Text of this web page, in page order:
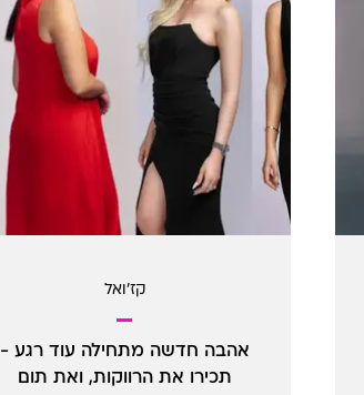
קז'ואל
אהבה חדשה מתחילה עוד רגע -
תכירו את הרווקות, ואת תום